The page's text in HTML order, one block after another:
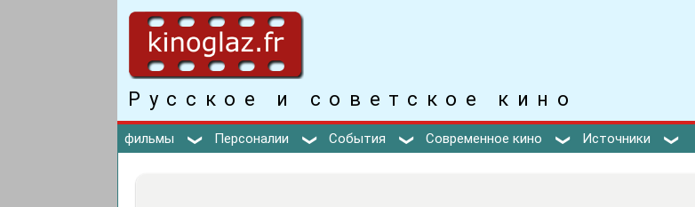
Русское и советское кино
фильмы Персоналии События Современное кино Источники